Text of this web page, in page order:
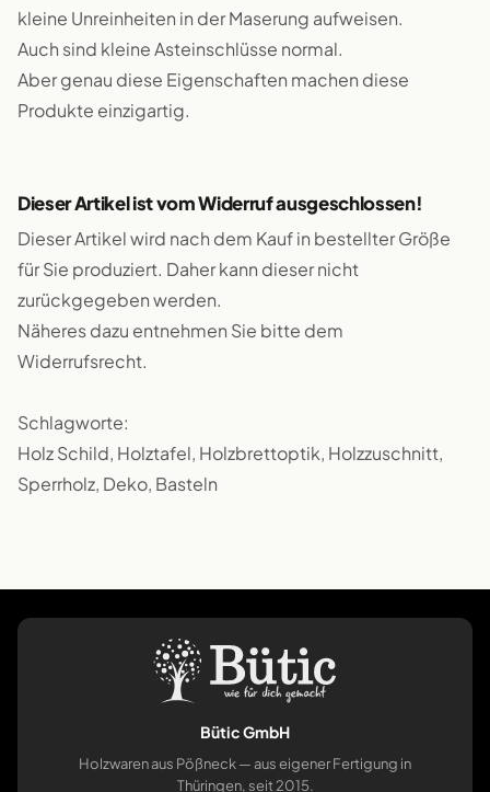
kleine Unreinheiten in der Maserung aufweisen.
Auch sind kleine Asteinschlüsse normal.
Aber genau diese Eigenschaften machen diese
Produkte einzigartig.
Dieser Artikel ist vom Widerruf ausgeschlossen!
Dieser Artikel wird nach dem Kauf in bestellter Größe
für Sie produziert. Daher kann dieser nicht
zurückgegeben werden.
Näheres dazu entnehmen Sie bitte dem
Widerrufsrecht.
Schlagworte:
Holz Schild, Holztafel, Holzbrettoptik, Holzzuschnitt,
Sperrholz, Deko, Basteln
Bütic GmbH
Holzwaren aus Pößneck — aus eigener Fertigung in
Thüringen, seit 2015.